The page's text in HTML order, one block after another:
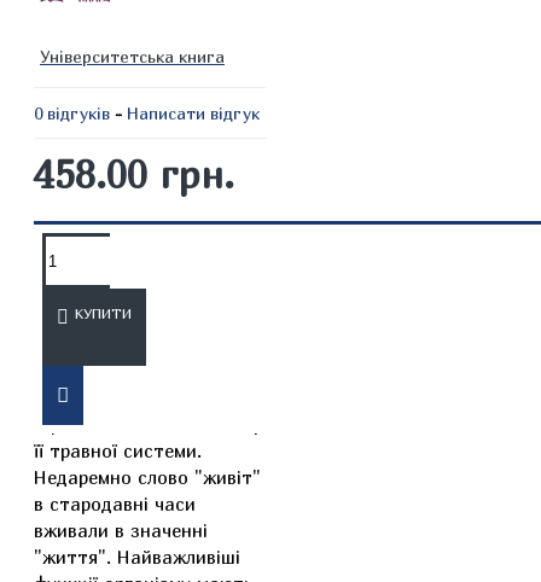
Університетська книга
0 відгуків - Написати відгук
458.00 грн.
КУПИТИ
ОПИС
Здоров'я людини значною
мірою залежить від стану
її травної системи.
Недаремно слово "живіт"
в стародавні часи
вживали в значенні
"життя". Найважливіші